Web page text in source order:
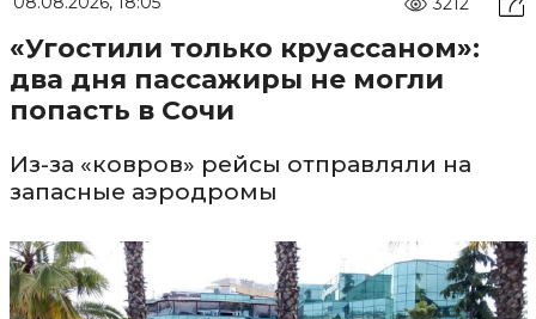
«Угостили только круассаном»:
два дня пассажиры не могли
попасть в Сочи
Из-за «ковров» рейсы отправляли на
запасные аэродромы